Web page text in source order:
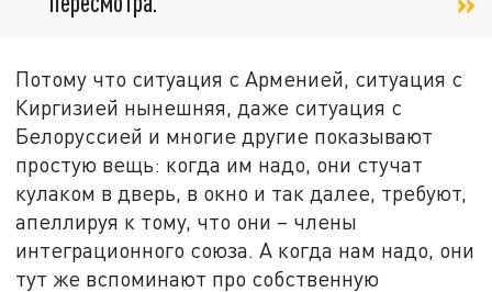
Потому что ситуация с Арменией, ситуация с
Киргизией нынешняя, даже ситуация с
Белоруссией и многие другие показывают
простую вещь: когда им надо, они стучат
кулаком в дверь, в окно и так далее, требуют,
апеллируя к тому, что они – члены
интеграционного союза. А когда нам надо, они
тут же вспоминают про собственную